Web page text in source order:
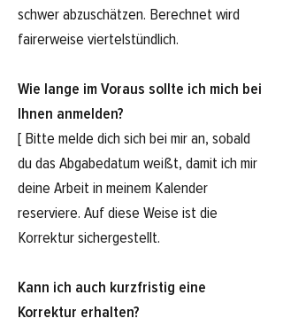
schwer abzuschätzen. Berechnet wird
fairerweise viertelstündlich.
Wie lange im Voraus sollte ich mich bei
Ihnen anmelden?
[ Bitte melde dich sich bei mir an, sobald
du das Abgabedatum weißt, damit ich mir
deine Arbeit in meinem Kalender
reserviere. Auf diese Weise ist die
Korrektur sichergestellt.
Kann ich auch kurzfristig eine
Korrektur erhalten?